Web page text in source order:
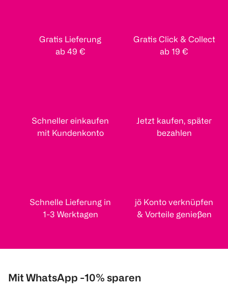
Gratis Lieferung
ab 49 €
Gratis Click & Collect
ab 19 €
Schneller einkaufen
mit Kundenkonto
Jetzt kaufen, später
bezahlen
Schnelle Lieferung in
1-3 Werktagen
jö Konto verknüpfen
& Vorteile genießen
Mit WhatsApp -10% sparen